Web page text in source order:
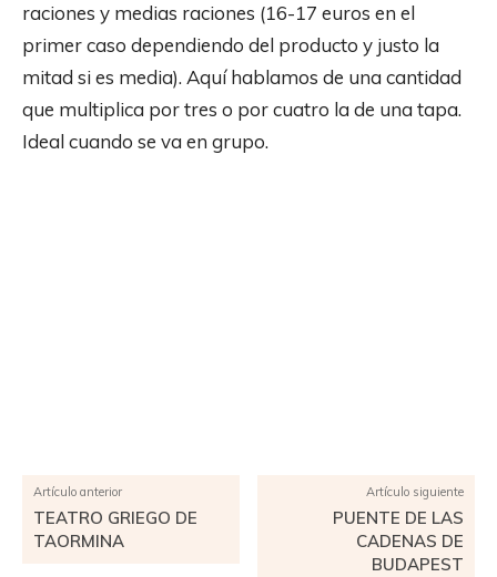
raciones y medias raciones (16-17 euros en el
primer caso dependiendo del producto y justo la
mitad si es media). Aquí hablamos de una cantidad
que multiplica por tres o por cuatro la de una tapa.
Ideal cuando se va en grupo.
Artículo anterior
TEATRO GRIEGO DE
TAORMINA
Artículo siguiente
PUENTE DE LAS
CADENAS DE
BUDAPEST